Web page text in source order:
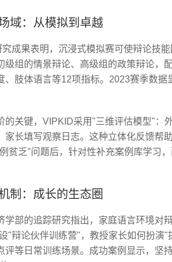
域：从模拟到卓越
究成果表明，沉浸式模拟赛可使辩论技
级组的情景辩论、高级组的政策辩论，
、肢体语言等12项指标。2023赛季数据
的关键，VIPKID采用"三维评估模型"：
家长填写观察日志。这种立体化反馈帮
贫乏"问题后，针对性补充案例库学习
制：成长的生态圈
学部的追踪研究指出，家庭语言环境对
"辩论伙伴训练营"，教授家长如何扮演
评等日常训练场景。成功案例显示，坚